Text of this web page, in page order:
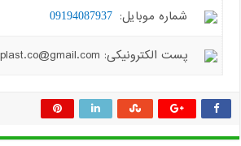
شماره موبایل: 09194087937
پست الکترونیکی: hiradplast.co@gmail.com